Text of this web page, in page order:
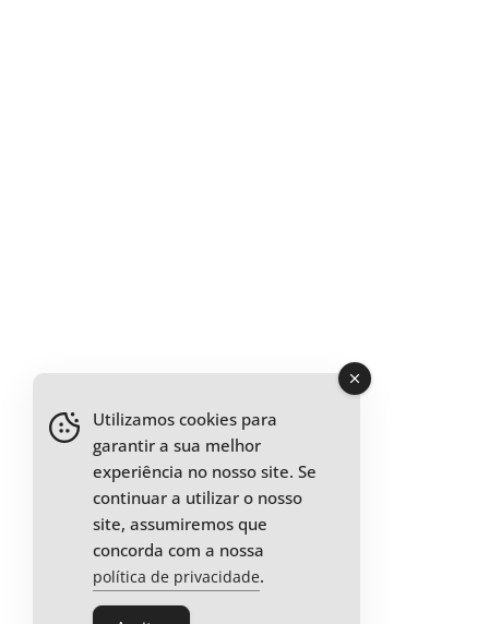
Utilizamos cookies para
garantir a sua melhor
experiência no nosso site. Se
continuar a utilizar o nosso
site, assumiremos que
concorda com a nossa
política de privacidade.